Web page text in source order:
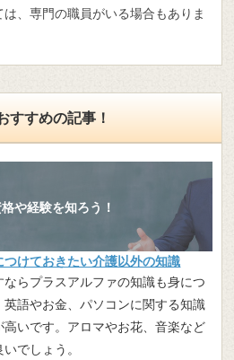
、専門の職員がいる場合もありま
すすめの記事！
や経験を知ろう！
けておきたい介護以外の知識
らプラスアルファの知識も身につ
語やお金、パソコンに関する知識
いです。アロマやお花、音楽など
でしょう。